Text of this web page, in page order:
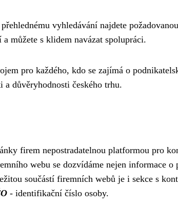
vyhledávání najdete
můžete s klidem navázat spolupráci.
pro každého, kdo se zajímá o
a důvěryhodnosti českého trhu.
firem nepostradatelnou platformou pro
webu se dozvídáme nejen informace o
součástí firemních webů je i sekce s
- identifikační číslo osoby.